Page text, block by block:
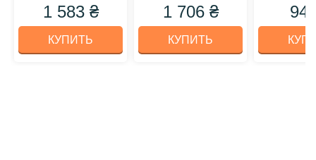
1 583 ₴
КУПИТЬ
1 706 ₴
КУПИТЬ